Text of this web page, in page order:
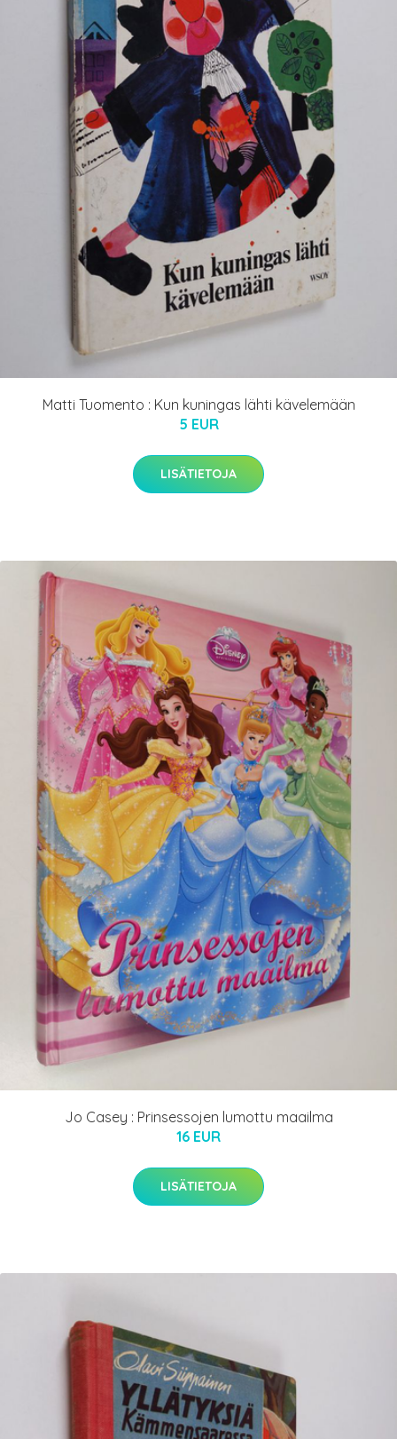
Matti Tuomento : Kun kuningas lähti kävelemään
5 EUR
LISÄTIETOJA
Jo Casey : Prinsessojen lumottu maailma
16 EUR
LISÄTIETOJA